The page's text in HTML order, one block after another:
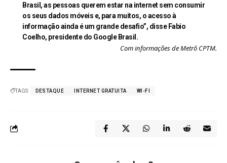
Brasil, as pessoas querem estar na internet sem consumir
os seus dados móveis e, para muitos, o acesso à
informação ainda é um grande desafio”, disse Fabio
Coelho, presidente do Google Brasil.
Com informações de Metrô CPTM.
TAGS: DESTAQUE INTERNET GRATUITA WI-FI